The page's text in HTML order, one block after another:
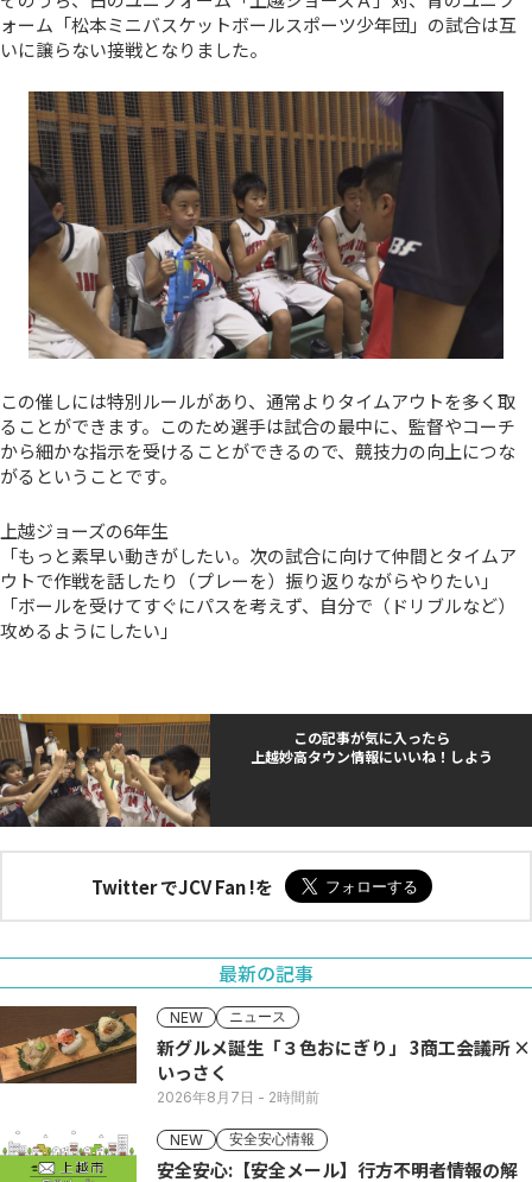
ォーム「松本ミニバスケットボールスポーツ少年団」の試合は互
いに譲らない接戦となりました。
この催しには特別ルールがあり、通常よりタイムアウトを多く取
ることができます。このため選手は試合の最中に、監督やコーチ
から細かな指示を受けることができるので、競技力の向上につな
がるということです。
上越ジョーズの6年生
「もっと素早い動きがしたい。次の試合に向けて仲間とタイムア
ウトで作戦を話したり（プレーを）振り返りながらやりたい」
「ボールを受けてすぐにパスを考えず、自分で（ドリブルなど）
攻めるようにしたい」
この記事が気に入ったら
上越妙高タウン情報にいいね！しよう
Twitter でJCV Fan !を
最新の記事
NEW ニュース
新グルメ誕生「３色おにぎり」 3商工会議所 ×
いっさく
2026年8月7日 - 2時間前
NEW 安全安心情報
安全安心:【安全メール】行方不明者情報の解